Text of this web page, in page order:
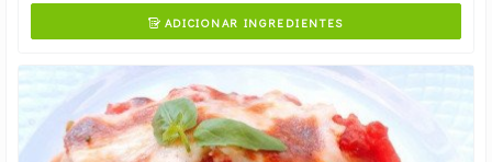
ADICIONAR INGREDIENTES